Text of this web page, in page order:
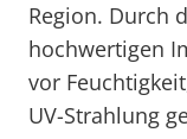
Region. Durch
hochwertigen
vor
UV-Strahlung